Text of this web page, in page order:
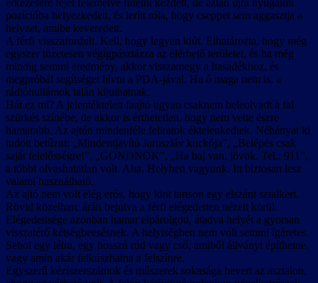
érkezésére fejét felemelve fülelni kezdett, de aztán újra nyugalmi
pozícióba helyezkedett, és lerítt róla, hogy cseppet sem aggasztja a
helyzet, amibe keveredett.
A férfi visszafordult. Kell, hogy legyen kiút. Elhatározta, hogy még
egyszer tüzetesen végigpásztázza az elérhető területet, és ha még
mindig semmi eredmény, akkor visszamegy a hasadékhoz, és
megpróbál segítséget hívni a PDA-jával. Ha ő maga nem is, a
rádióhullámok talán kijuthatnak.
Hát ez mi? A jelentéktelen faajtó ugyan csaknem beleolvadt a fal
szürkés színébe, de akkor is érthetetlen, hogy nem vette észre
hamarabb. Az ajtón mindenféle feliratok éktelenkedtek. Néhányat ki
tudott betűzni: „Mindentjavító Jaroszláv kuckója”, „Belépés csak
saját felelősségre!”, „GONDNOK”, „Ha baj van, jövök. Tel.: 911”,
a többi olvashatatlan volt. Aha. Helyben vagyunk. Itt biztosan lesz
valami használható.
Az ajtó nem volt elég erős, hogy kint tartson egy elszánt sztalkert.
Rövid közelharc árán bejutva a férfi elégedetten nézett körül.
Elégedettsége azonban hamar elpárolgott, átadva helyét a gyorsan
visszatérő kétségbeesésnek. A helyiségben nem volt semmi ígéretes.
Sehol egy létra, egy hosszú rúd vagy cső, amiből állványt építhetne,
vagy amin akár felkúszhatna a felszínre.
Egyszerű kéziszerszámok és műszerek sokasága hevert az asztalon,